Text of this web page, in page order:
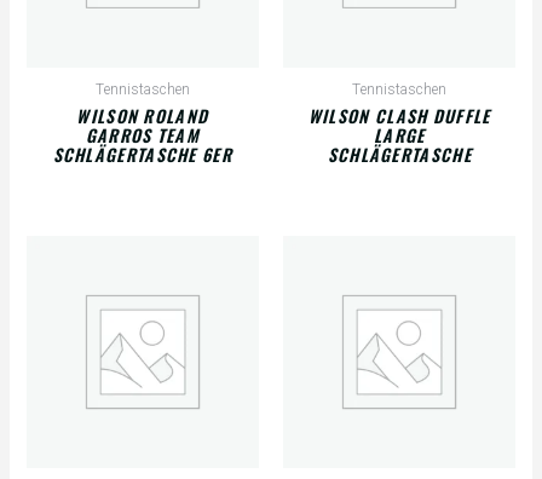
Tennistaschen
WILSON ROLAND
GARROS TEAM
SCHLÄGERTASCHE 6ER
Tennistaschen
WILSON CLASH DUFFLE
LARGE
SCHLÄGERTASCHE